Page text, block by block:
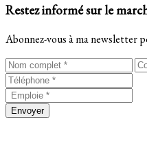
Restez informé sur le
Abonnez-vous à ma newsletter
Envoyer